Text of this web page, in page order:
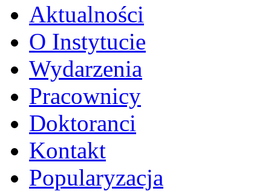
Aktualności
O Instytucie
Wydarzenia
Pracownicy
Doktoranci
Kontakt
Popularyzacja